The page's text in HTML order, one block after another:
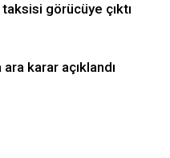
görücüye çıktı
karar açıklandı